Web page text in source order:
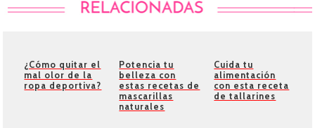
¿Cómo quitar el
mal olor de la
ropa deportiva?
Potencia tu
belleza con
estas recetas de
mascarillas
naturales
Cuida tu
alimentación
con esta receta
de tallarines